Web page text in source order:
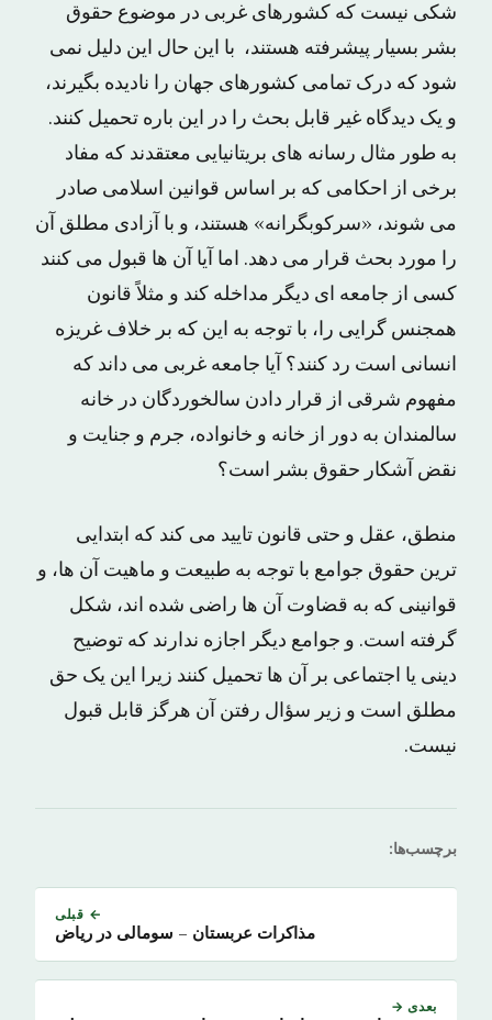
شکی نیست که کشورهای غربی در موضوع حقوق
بشر بسیار پیشرفته هستند، با این حال این دلیل نمی
شود که درک تمامی کشورهای جهان را نادیده بگیرند،
و یک دیدگاه غیر قابل بحث را در این باره تحمیل کنند.
به طور مثال رسانه های بریتانیایی معتقدند که مفاد
برخی از احکامی که بر اساس قوانین اسلامی صادر
می شوند، «سرکوبگرانه» هستند، و با آزادی مطلق آن
را مورد بحث قرار می دهد. اما آیا آن ها قبول می کنند
کسی از جامعه ای دیگر مداخله کند و مثلاً قانون
همجنس گرایی را، با توجه به این که بر خلاف غریزه
انسانی است رد کنند؟ آیا جامعه غربی می داند که
مفهوم شرقی از قرار دادن سالخوردگان در خانه
سالمندان به دور از خانه و خانواده، جرم و جنایت و
نقض آشکار حقوق بشر است؟
منطق، عقل و حتی قانون تایید می کند که ابتدایی
ترین حقوق جوامع با توجه به طبیعت و ماهیت آن ها، و
قوانینی که به قضاوت آن ها راضی شده اند، شکل
گرفته است. و جوامع دیگر اجازه ندارند که توضیح
دینی یا اجتماعی بر آن ها تحمیل کنند زیرا این یک حق
مطلق است و زیر سؤال رفتن آن هرگز قابل قبول
نیست.
برچسب‌ها:
← قبلی
مذاکرات عربستان – سومالی در ریاض
بعدی →